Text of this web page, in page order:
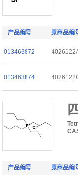
产品编号 原商品编
013463872
013463874
产品编号 原商品编